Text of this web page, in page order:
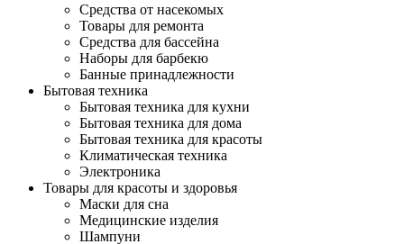
Средства от насекомых
Товары для ремонта
Средства для бассейна
Наборы для барбекю
Банные принадлежности
Бытовая техника
Бытовая техника для кухни
Бытовая техника для дома
Бытовая техника для красоты
Климатическая техника
Электроника
Товары для красоты и здоровья
Маски для сна
Медицинские изделия
Шампуни